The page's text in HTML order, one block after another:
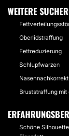
WEITERE
Oberlidstraffung
Fettreduzierung
Schlupfwarzen
Bruststraffung mit
Schöne